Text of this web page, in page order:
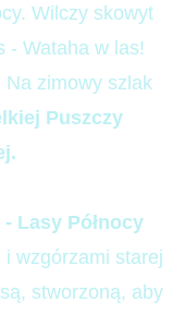
Wilczy skowyt
- Wataha w las!
Na zimowy szlak
Puszczy
Lasy Północy
wzgórzami starej
stworzoną, aby